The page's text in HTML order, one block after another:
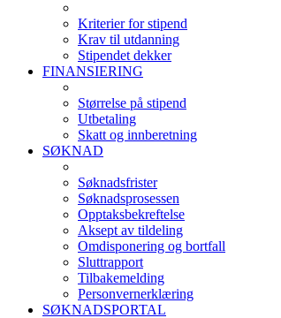
Kriterier for stipend
Krav til utdanning
Stipendet dekker
FINANSIERING
Størrelse på stipend
Utbetaling
Skatt og innberetning
SØKNAD
Søknadsfrister
Søknadsprosessen
Opptaksbekreftelse
Aksept av tildeling
Omdisponering og bortfall
Sluttrapport
Tilbakemelding
Personvernerklæring
SØKNADSPORTAL